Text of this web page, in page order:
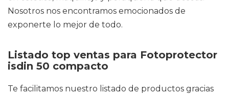
Nosotros nos encontramos emocionados de
exponerte lo mejor de todo.
Listado top ventas para Fotoprotector
isdin 50 compacto
Te facilitamos nuestro listado de productos gracias